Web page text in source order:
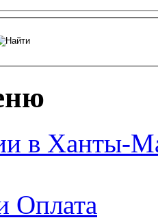
в Ханты-
Оплата